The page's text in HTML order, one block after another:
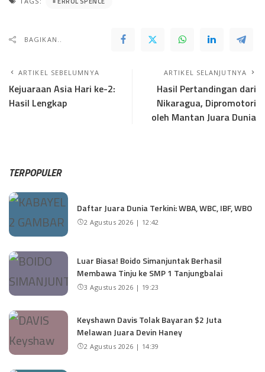
BAGIKAN..
ARTIKEL SEBELUMNYA
Kejuaraan Asia Hari ke-2:
Hasil Lengkap
ARTIKEL SELANJUTNYA
Hasil Pertandingan dari
Nikaragua, Dipromotori
oleh Mantan Juara Dunia
TERPOPULER
Daftar Juara Dunia Terkini: WBA, WBC, IBF, WBO
2 Agustus 2026 | 12:42
Luar Biasa! Boido Simanjuntak Berhasil
Membawa Tinju ke SMP 1 Tanjungbalai
3 Agustus 2026 | 19:23
Keyshawn Davis Tolak Bayaran $2 Juta
Melawan Juara Devin Haney
2 Agustus 2026 | 14:39